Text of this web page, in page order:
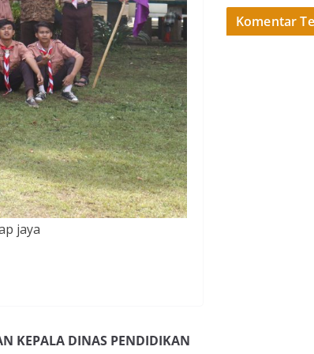
jaya
KEPALA DINAS PENDIDIKAN
Komentar